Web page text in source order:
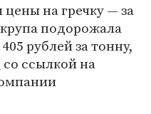
на гречку — за
подорожала
рублей за тонну,
со ссылкой на